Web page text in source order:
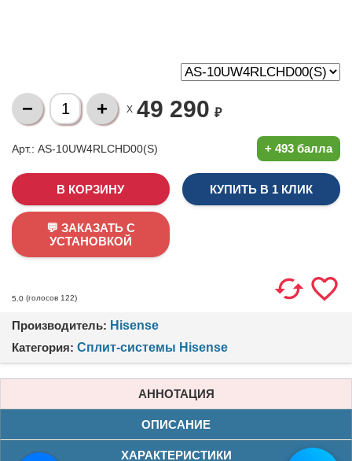
X 49 290 ₽
Арт.: AS-10UW4RLCHD00(S) + 493 балла
КУПИТЬ В 1 КЛИК
💬 ЗАКАЗАТЬ С
УСТАНОВКОЙ
5.0 (голосов 122)
Производитель: Hisense
Категория: Сплит-системы Hisense
АННОТАЦИЯ
ОПИСАНИЕ
ХАРАКТЕРИСТИКИ